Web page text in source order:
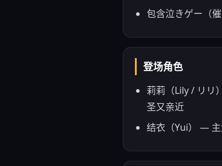
包含泣きゲー（
登场角色
莉莉（Lily / リリ
圣又亲近
结衣（Yui） — 主